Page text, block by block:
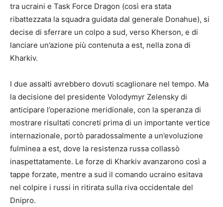
tra ucraini e Task Force Dragon (così era stata
ribattezzata la squadra guidata dal generale Donahue), si
decise di sferrare un colpo a sud, verso Kherson, e di
lanciare un’azione più contenuta a est, nella zona di
Kharkiv.
I due assalti avrebbero dovuti scaglionare nel tempo. Ma
la decisione del presidente Volodymyr Zelensky di
anticipare l’operazione meridionale, con la speranza di
mostrare risultati concreti prima di un importante vertice
internazionale, portò paradossalmente a un’evoluzione
fulminea a est, dove la resistenza russa collassò
inaspettatamente. Le forze di Kharkiv avanzarono così a
tappe forzate, mentre a sud il comando ucraino esitava
nel colpire i russi in ritirata sulla riva occidentale del
Dnipro.